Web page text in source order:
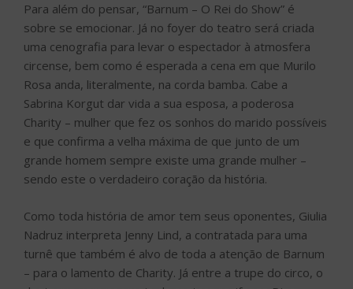
Para além do pensar, “Barnum – O Rei do Show” é
sobre se emocionar. Já no foyer do teatro será criada
uma cenografia para levar o espectador à atmosfera
circense, bem como é esperada a cena em que Murilo
Rosa anda, literalmente, na corda bamba. Cabe a
Sabrina Korgut dar vida a sua esposa, a poderosa
Charity – mulher que fez os sonhos do marido possíveis
e que confirma a velha máxima de que junto de um
grande homem sempre existe uma grande mulher –
sendo este o verdadeiro coração da história.
Como toda história de amor tem seus oponentes, Giulia
Nadruz interpreta Jenny Lind, a contratada para uma
turnê que também é alvo de toda a atenção de Barnum
– para o lamento de Charity. Já entre a trupe do circo, o